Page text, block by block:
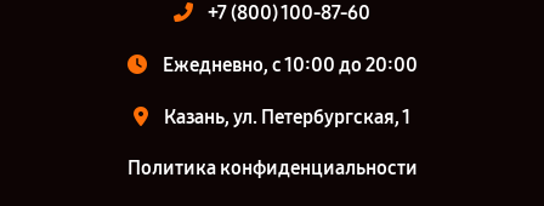
+7 (800) 100-87-60
Ежедневно, с 10:00 до 20:00
Казань, ул. Петербургская, 1
Политика конфиденциальности